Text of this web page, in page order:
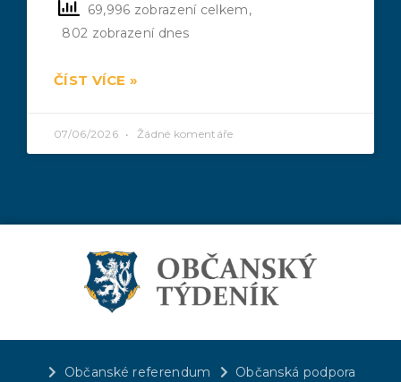
69,996 zobrazení celkem,
802 zobrazení dnes
ČÍST VÍCE »
07/06/2026 Žádné komentáře
Občanské referendum Občanská podpora